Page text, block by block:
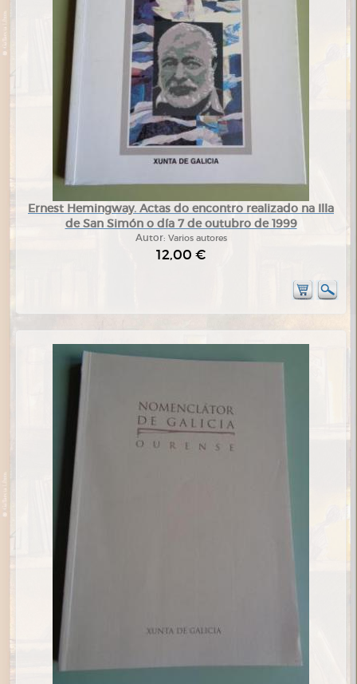
Ernest Hemingway. Actas do encontro realizado na Illa
de San Simón o día 7 de outubro de 1999
Autor: Varios autores
12,00 €